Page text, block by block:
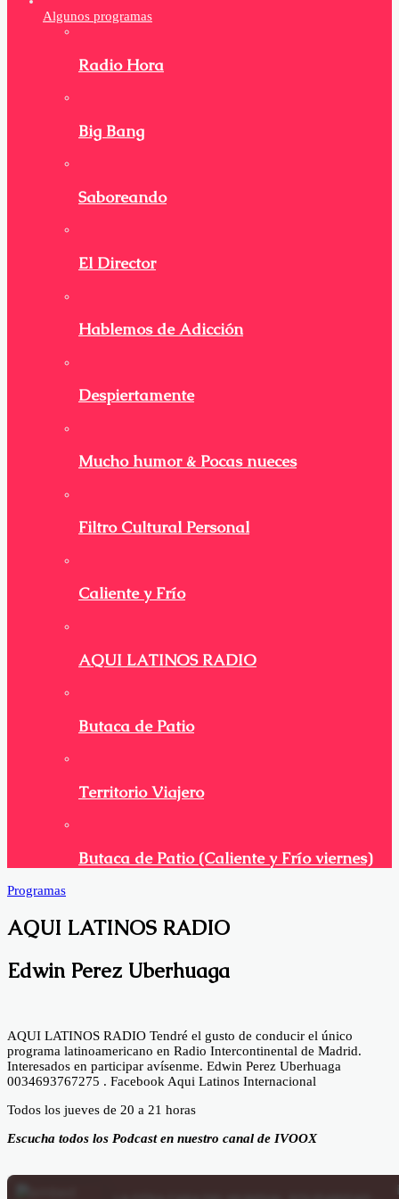
Algunos programas
Radio Hora
Big Bang
Saboreando
El Director
Hablemos de Adicción
Despiertamente
Mucho humor & Pocas nueces
Filtro Cultural Personal
Caliente y Frío
AQUI LATINOS RADIO
Butaca de Patio
Territorio Viajero
Butaca de Patio (Caliente y Frío viernes)
Programas
AQUI LATINOS RADIO
Edwin Perez Uberhuaga
AQUI LATINOS RADIO Tendré el gusto de conducir el único
programa latinoamericano en Radio Intercontinental de Madrid.
Interesados en participar avísenme. Edwin Perez Uberhuaga
0034693767275 . Facebook Aqui Latinos Internacional
Todos los jueves de 20 a 21 horas
Escucha todos los Podcast en nuestro canal de IVOOX